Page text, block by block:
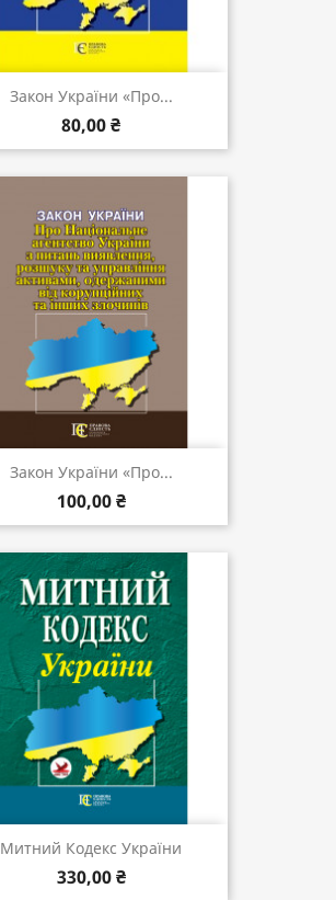
Закон України «Про...
80,00 ₴
Закон України «Про...
100,00 ₴
Митний Кодекс України
330,00 ₴